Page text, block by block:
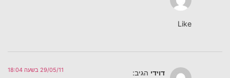
Like
דוידי הגיב: 29/05/11 בשעה 18:04